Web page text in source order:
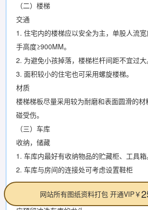
（二）楼梯
交通
1. 住宅内的楼梯应以安全为主，单股人流
手高度≥900MM。
2. 为避免小孩掉落，楼梯栏杆间距不宜过大
3. 面积较小的住宅也可采用螺旋楼梯。
材质
楼梯梯板尽量采用较为耐磨和表面圆滑的
碰受伤。
（三）车库
收纳，储藏
1. 车库内最好有收纳物品的贮藏柜、工具箱
2. 车库与房间的连接处可考虑设置鞋柜
。
清洁，洗涤网站所有图纸资料打包 开通VIP￥